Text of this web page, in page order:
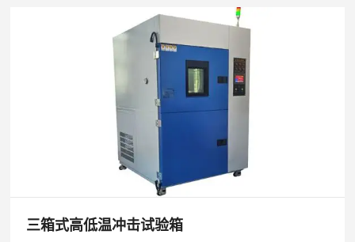
三箱式高低温冲击试验箱